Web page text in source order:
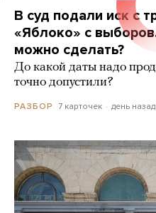
В суд подали иск с
«Яблоко» с
можно сделать?
До какой даты надо
точно допустили?
РАЗБОР 7 карточек день назад